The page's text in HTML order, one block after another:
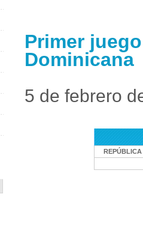
Primer
Dominicana
5 de febrero